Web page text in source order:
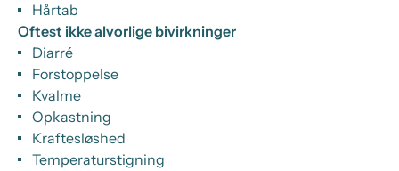
Hårtab
Oftest ikke alvorlige bivirkninger
Diarré
Forstoppelse
Kvalme
Opkastning
Kraftesløshed
Temperaturstigning